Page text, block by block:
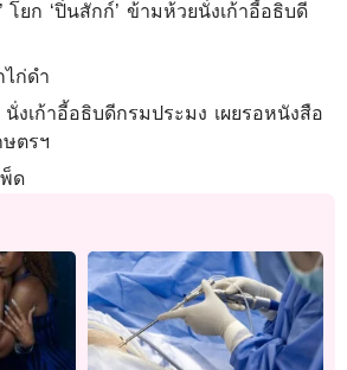
โยก ‘ปิ่นสักก์’ ข้ามห้วยนั่งเก้าอี้อธิบดี
ไก่ดำ
นั่งเก้าอี้อธิบดีกรมประมง เผยรอหนังสือ
ษตรฯ
พ็ด